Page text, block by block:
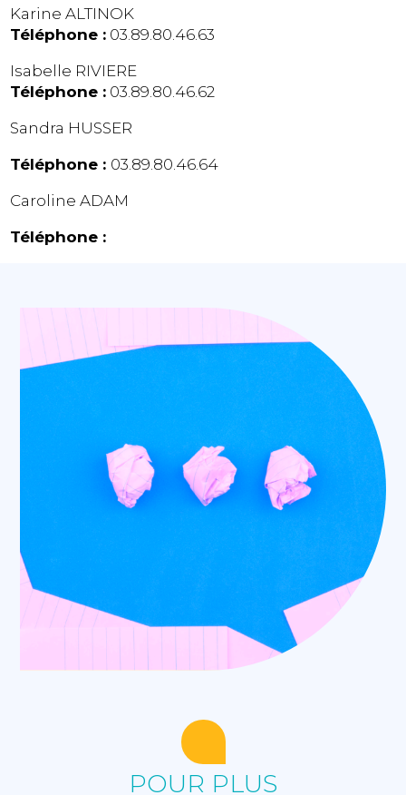
Karine ALTINOK
Téléphone : 03.89.80.46.63
Isabelle RIVIERE
Téléphone : 03.89.80.46.62
Sandra HUSSER
Téléphone : 03.89.80.46.64
Caroline ADAM
Téléphone :
POUR PLUS